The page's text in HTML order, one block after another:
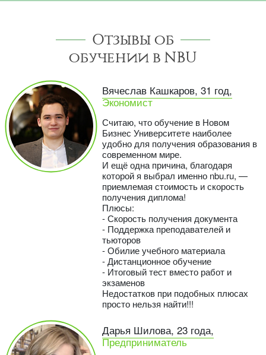
Отзывы об
обучении в NBU
Вячеслав Кашкаров, 31 год,
Экономист
Считаю, что обучение в Новом
Бизнес Университете наиболее
удобно для получения образования в
современном мире.
И ещё одна причина, благодаря
которой я выбрал именно nbu.ru, —
приемлемая стоимость и скорость
получения диплома!
Плюсы:
- Скорость получения документа
- Поддержка преподавателей и
тьюторов
- Обилие учебного материала
- Дистанционное обучение
- Итоговый тест вместо работ и
экзаменов
Недостатков при подобных плюсах
просто нельзя найти!!!
Дарья Шилова, 23 года,
Предприниматель